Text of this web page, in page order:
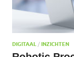
DIGITAAL / INZICHTEN